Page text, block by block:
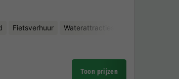
Fietsverhuur Waterattracties
Toon prijzen